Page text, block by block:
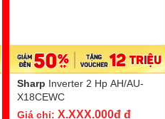
Sharp Inverter 2 Hp AH/AU-
X18CEWC
Giá chỉ: X.XXX.000đ đ